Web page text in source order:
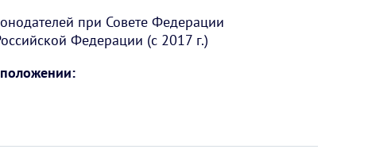
при Совете Федерации
Федерации (с 2017 г.)